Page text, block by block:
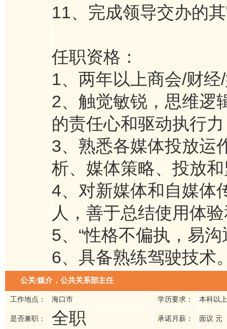
11、完成领导交办的
任职资格：
1、两年以上商会/财
2、触觉敏锐，思维逻
的责任心和驱动执行
3、熟悉各媒体投放运
析、媒体策略、投放
4、对新媒体和自媒体
人，善于总结使用体
5、“性格不偏执，易
6、具备熟练驾驶技术
公关/媒介，公共关系部主任
工作地点： 海口市 学历要求： 本科以上
是否兼职： 全职 承诺月薪： 面议 元